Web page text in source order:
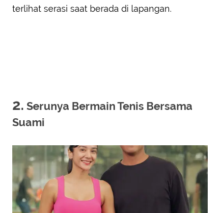
terlihat serasi saat berada di lapangan.
2. Serunya Bermain Tenis Bersama
Suami